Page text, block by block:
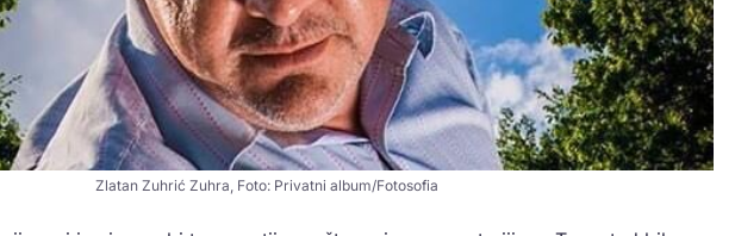
Zlatan Zuhrić Zuhra, Foto: Privatni album/Fotosofia